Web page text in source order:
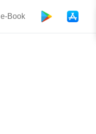
e-Book